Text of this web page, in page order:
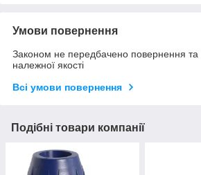
Умови повернення
Законом не передбачено повернення та
належної якості
Всі умови повернення
Подібні товари компанії